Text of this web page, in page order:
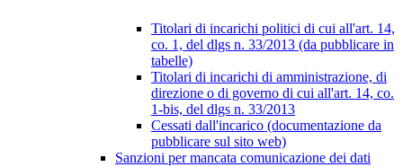
Titolari di incarichi politici di cui all'art. 14,
co. 1, del dlgs n. 33/2013 (da pubblicare in
tabelle)
Titolari di incarichi di amministrazione, di
direzione o di governo di cui all'art. 14, co.
1-bis, del dlgs n. 33/2013
Cessati dall'incarico (documentazione da
pubblicare sul sito web)
Sanzioni per mancata comunicazione dei dati